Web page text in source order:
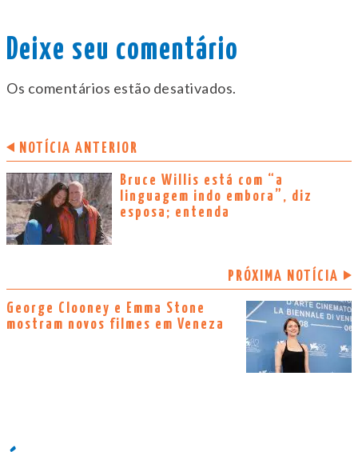
Deixe seu comentário
Os comentários estão desativados.
NOTÍCIA ANTERIOR
Bruce Willis está com “a
linguagem indo embora”, diz
esposa; entenda
PRÓXIMA NOTÍCIA
George Clooney e Emma Stone
mostram novos filmes em Veneza